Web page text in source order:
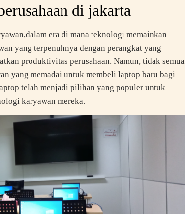
di jakarta
era di mana teknologi memainkan
yang terpenuhnya dengan perangkat yang
produktivitas perusahaan. Namun, tidak semua
yang memadai untuk membeli laptop baru bagi
telah menjadi pilihan yang populer untuk
karyawan mereka.